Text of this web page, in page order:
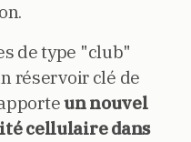
de type "club"
réservoir clé de
un nouvel
cellulaire dans